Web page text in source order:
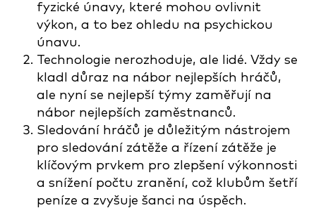
fyzické únavy, které mohou ovlivnit
výkon, a to bez ohledu na psychickou
únavu.
Technologie nerozhoduje, ale lidé. Vždy se
kladl důraz na nábor nejlepších hráčů,
ale nyní se nejlepší týmy zaměřují na
nábor nejlepších zaměstnanců.
Sledování hráčů je důležitým nástrojem
pro sledování zátěže a řízení zátěže je
klíčovým prvkem pro zlepšení výkonnosti
a snížení počtu zranění, což klubům šetří
peníze a zvyšuje šanci na úspěch.